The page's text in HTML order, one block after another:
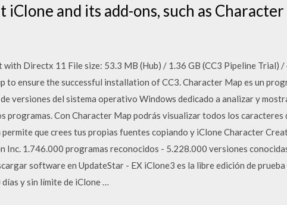
iClone and its add-ons, such as
Directx 11 File size: 53.3 MB (Hub) / 1.36 GB (CC3 Pipeline Trial) /
to ensure the successful installation of CC3. Character Map es un
versiones del sistema operativo Windows dedicado a analizar y
programas. Con Character Map podrás visualizar todos los caracteres
que crees tus propias fuentes copiando y iClone Character
Inc. 1.746.000 programas reconocidos - 5.228.000 versiones
software en UpdateStar - EX iClone3 es la libre edición de prueba
y sin límite de iClone …